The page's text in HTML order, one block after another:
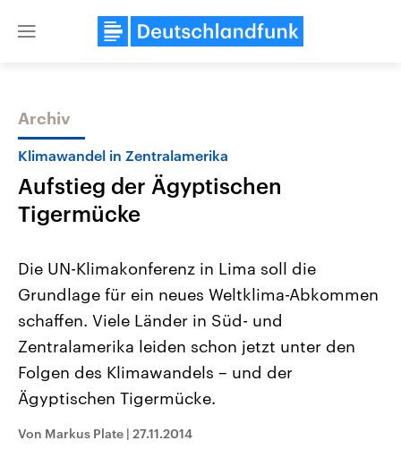
Close
Themen
Landtagswahl Sachsen-Anhalt
2026
Alle Informationen
Sachsen-Anhalt wählt am 6.
September 2026 einen neuen
Landtag. Seit 2021 wird das
Bundesland von einer Koalition aus
CDU, SPD und FDP regiert.-
Umfragen, Prognosen,
Wahlprogramme, aktuelle Berichte
USA
Aktuelle Beiträge,
Hintergründe
Wirtschaftlich und
gehören die Vereinigten
den mächtigsten Ländern
Archiv
Klimawandel in Zentralamerika
Aufstieg der Ägyptischen
Tigermücke
Die UN-Klimakonferenz in Lima soll die
Grundlage für ein neues Weltklima-Abkommen
schaffen. Viele Länder in Süd- und
Zentralamerika leiden schon jetzt unter den
Folgen des Klimawandels – und der
Ägyptischen Tigermücke.
Von Markus Plate | 27.11.2014